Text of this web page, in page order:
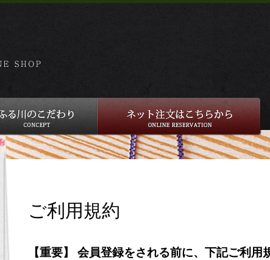
ご利用規約
【重要】 会員登録をされる前に、下記ご利用